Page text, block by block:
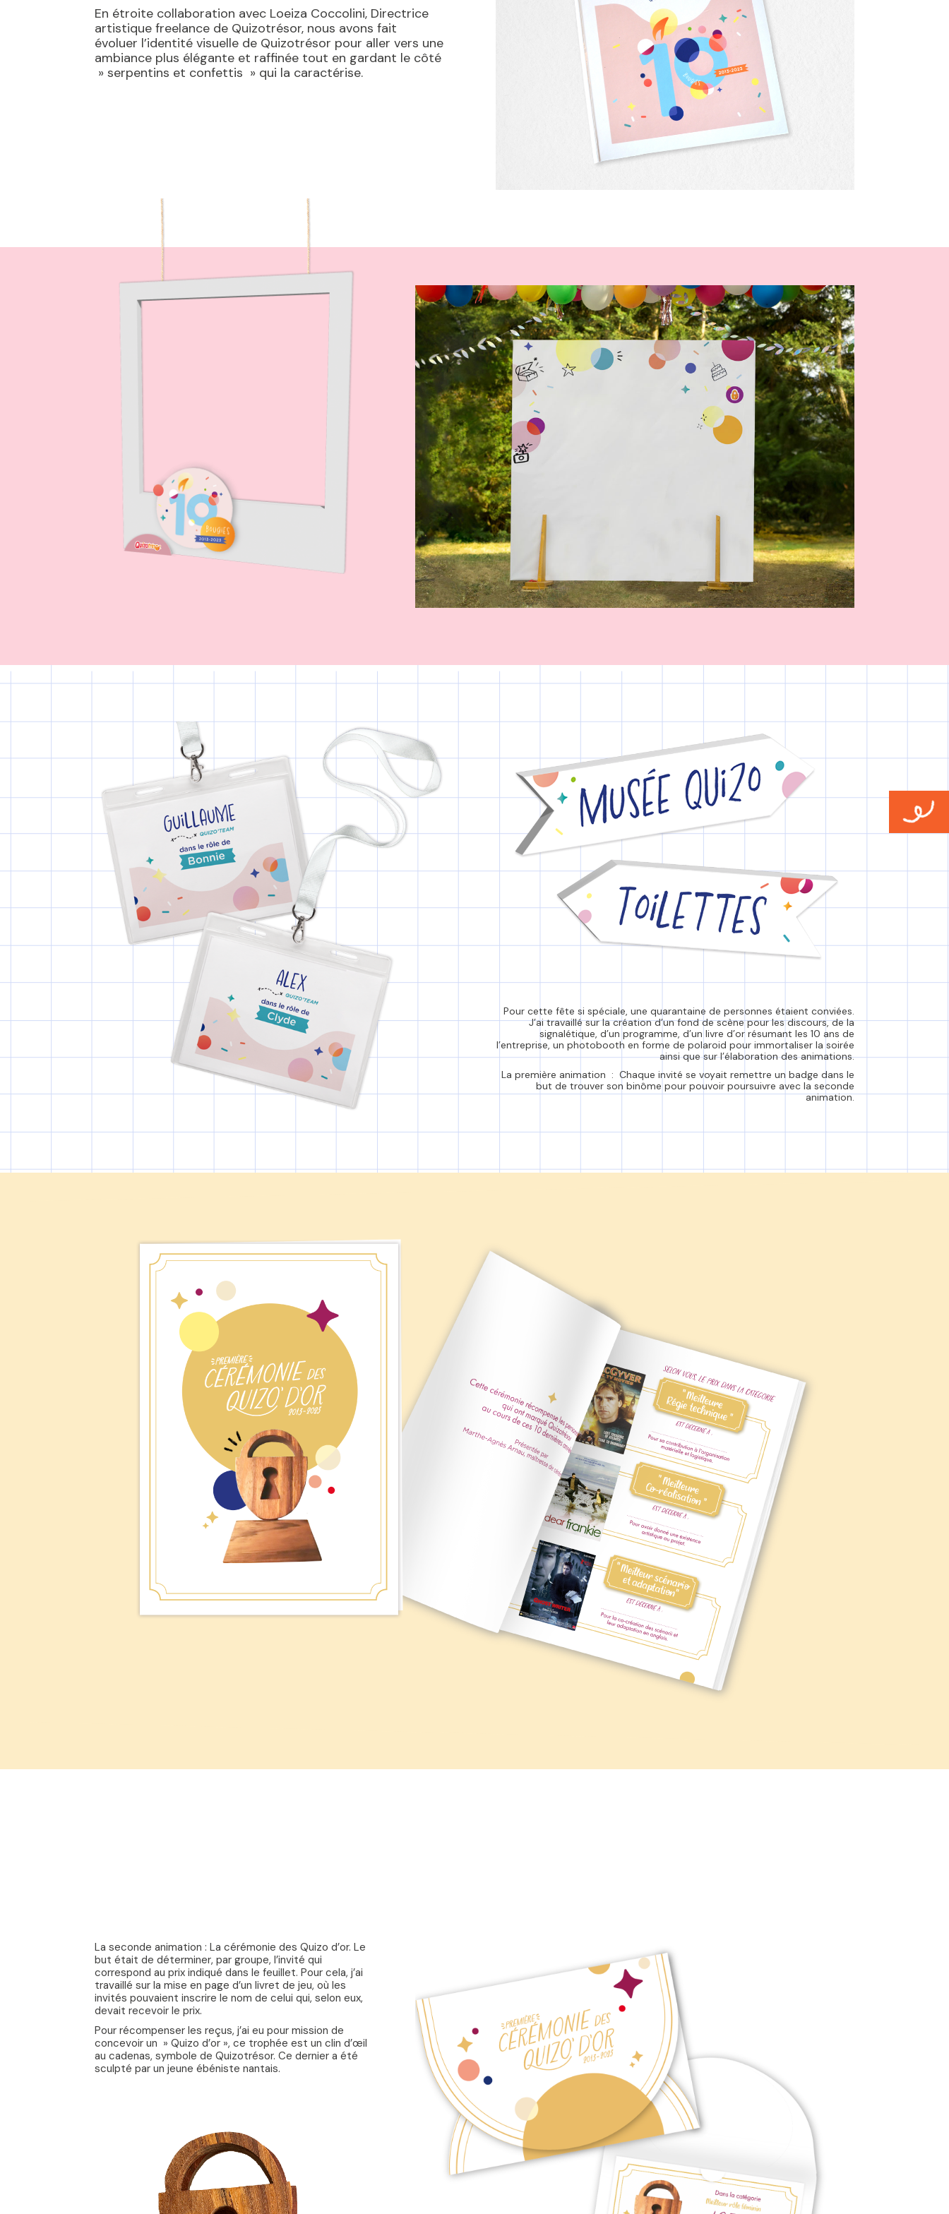
En étroite collaboration avec Loeiza Coccolini, Directrice
artistique freelance de Quizotrésor, nous avons fait
évoluer l’identité visuelle de Quizotrésor pour aller vers une
ambiance plus élégante et raffinée tout en gardant le côté
» serpentins et confettis » qui la caractérise.
Pour cette fête si spéciale, une quarantaine de personnes étaient conviées.
J’ai travaillé sur la création d’un fond de scène pour les discours, de la
signalétique, d’un programme, d’un livre d’or résumant les 10 ans de
l’entreprise, un photobooth en forme de polaroid pour immortaliser la soirée
ainsi que sur l’élaboration des animations.
La première animation : Chaque invité se voyait remettre un badge dans le
but de trouver son binôme pour pouvoir poursuivre avec la seconde
animation.
La seconde animation : La cérémonie des Quizo d’or. Le
but était de déterminer, par groupe, l’invité qui
correspond au prix indiqué dans le feuillet. Pour cela, j’ai
travaillé sur la mise en page d’un livret de jeu, où les
invités pouvaient inscrire le nom de celui qui, selon eux,
devait recevoir le prix.
Pour récompenser les reçus, j’ai eu pour mission de
concevoir un » Quizo d’or », ce trophée est un clin d’œil
au cadenas, symbole de Quizotrésor. Ce dernier a été
sculpté par un jeune ébéniste nantais.